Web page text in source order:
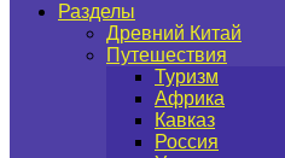
Разделы
Древний Китай
Путешествия
Туризм
Африка
Кавказ
Россия